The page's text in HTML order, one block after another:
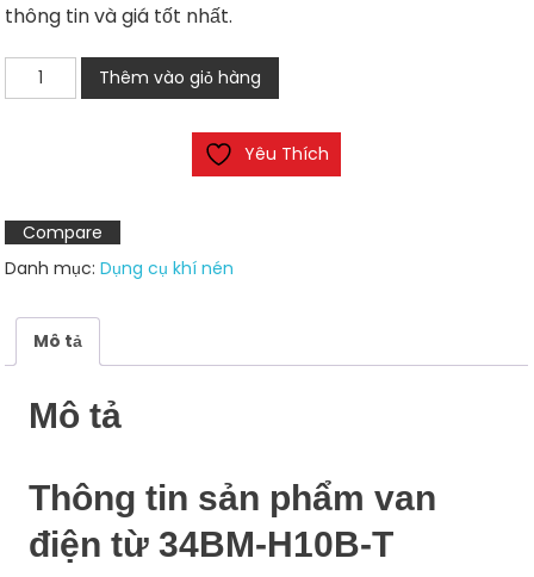
thông tin và giá tốt nhất.
điện
T
số
lượng
Thêm vào giỏ hàng
Yêu Thích
Compare
Danh mục:Dụng cụ khí nén
Mô tả
Mô tả
Thông tin sản phẩm van
điện từ 34BM-H10B-T